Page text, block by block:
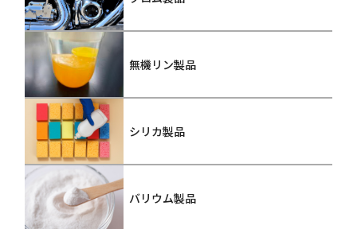
無機リン製品
シリカ製品
バリウム製品